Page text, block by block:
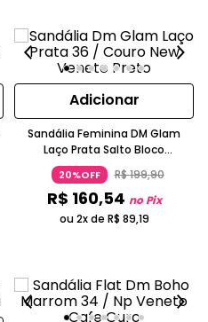
Adicionar
Sandália Feminina DM Glam
Laço Prata Salto Bloco
Metalizada
20%OFF R$199,90
R$ 160,54 no Pix
ou 2x de R$ 89,19